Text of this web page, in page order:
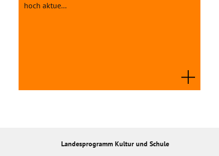
hoch aktue...
Landesprogramm Kultur und Schule